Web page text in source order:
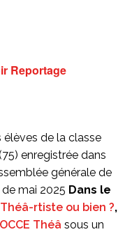
Reportage
élèves de la classe
enregistrée dans
générale de
mai 2025 Dans le
Théâ-rtiste ou bien ?,
Théâ sous un